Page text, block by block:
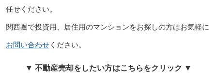
任せください。
関西圏で投資用、居住用のマンションをお探しの方はお気軽に
お問い合わせください。
▼ 不動産売却をしたい方はこちらをクリック ▼